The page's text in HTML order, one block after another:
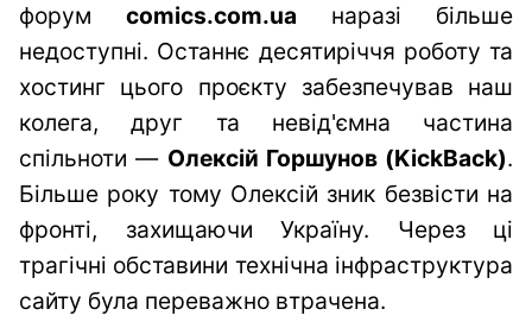
форум comics.com.ua наразі більше
недоступні. Останнє десятиріччя роботу та
хостинг цього проєкту забезпечував наш
колега, друг та невід'ємна частина
спільноти — Олексій Горшунов (KickBack).
Більше року тому Олексій зник безвісти на
фронті, захищаючи Україну. Через ці
трагічні обставини технічна інфраструктура
сайту була переважно втрачена.